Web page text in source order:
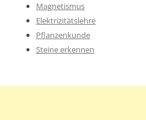
Magnetismus
Elektrizitätslehre
Pflanzenkunde
Steine erkennen